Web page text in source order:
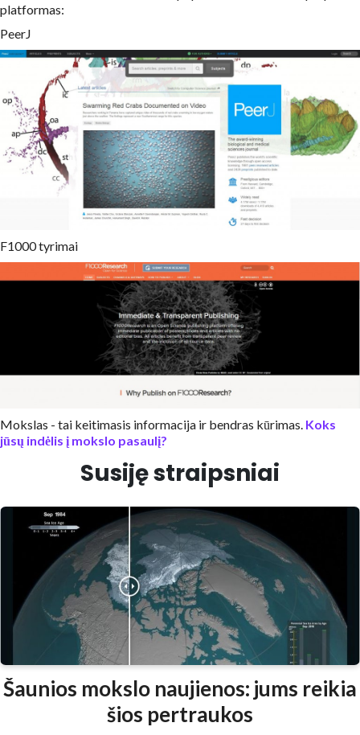
platformas:
PeerJ
F1000 tyrimai
Mokslas - tai keitimasis informacija ir bendras kūrimas. Koks
jūsų indėlis į mokslo pasaulį?
Susiję straipsniai
Šaunios mokslo naujienos: jums reikia
šios pertraukos